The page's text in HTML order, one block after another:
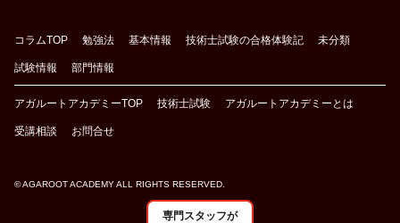
コラムTOP 勉強法 基本情報 技術士試験の合格体験記 未分類
試験情報 部門情報
アガルートアカデミーTOP 技術士試験 アガルートアカデミーとは
受講相談 お問合せ
© AGAROOT ACADEMY ALL RIGHTS RESERVED.
専門スタッフが